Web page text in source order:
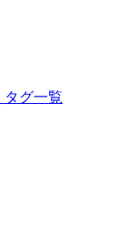
タグ一覧